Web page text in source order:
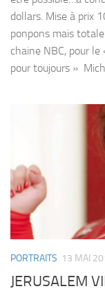
dollars. Mise à prix
ponpons mais
chaine NBC, pour
pour toujours »
PORTRAITS 13 MAI
JERUSALEM